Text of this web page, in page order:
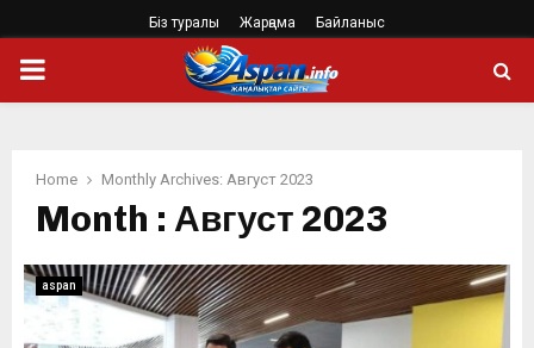
Біз туралы Жарңама Байланыс
PRIMARY
Home Monthly Archives: Август 2023
Month : Август 2023
aspan